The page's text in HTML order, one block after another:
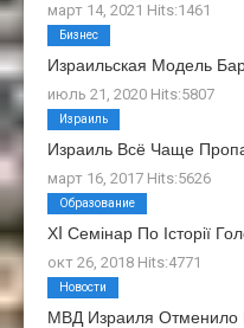
март 14, 2021 Hits:1461
Израильская Модель
июль 21, 2020 Hits:5807
Бизнес
Израиль Всё Чаще
март 16, 2017 Hits:5626
Израиль
ХI Семінар По Історії
окт 26, 2018 Hits:4771
Образование
МВД Израиля
Новости